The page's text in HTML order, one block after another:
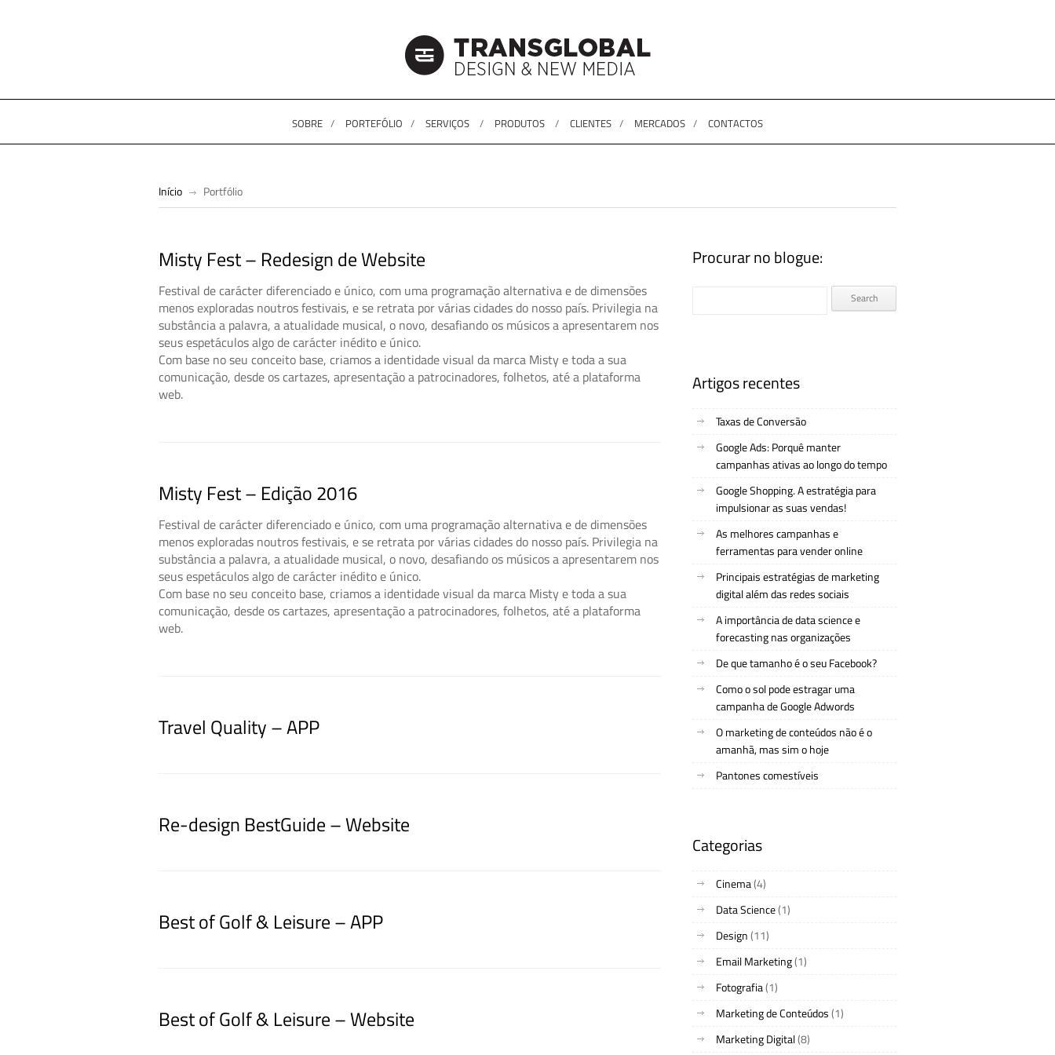
SOBRE PORTEFÓLIO SERVIÇOS PRODUTOS CLIENTES MERCADOS CONTACTOS
Início Portfólio
Misty Fest – Redesign de Website
Festival de carácter diferenciado e único, com uma programação alternativa e de dimensões
menos exploradas noutros festivais, e se retrata por várias cidades do nosso país. Privilegia na
substância a palavra, a atualidade musical, o novo, desafiando os músicos a apresentarem nos
seus espetáculos algo de carácter inédito e único.
Com base no seu conceito base, criamos a identidade visual da marca Misty e toda a sua
comunicação, desde os cartazes, apresentação a patrocinadores, folhetos, até a plataforma
web.
Misty Fest – Edição 2016
Festival de carácter diferenciado e único, com uma programação alternativa e de dimensões
menos exploradas noutros festivais, e se retrata por várias cidades do nosso país. Privilegia na
substância a palavra, a atualidade musical, o novo, desafiando os músicos a apresentarem nos
seus espetáculos algo de carácter inédito e único.
Com base no seu conceito base, criamos a identidade visual da marca Misty e toda a sua
comunicação, desde os cartazes, apresentação a patrocinadores, folhetos, até a plataforma
web.
Travel Quality – APP
Re-design BestGuide – Website
Best of Golf & Leisure – APP
Best of Golf & Leisure – Website
Procurar no blogue:
Artigos recentes
Taxas de Conversão
Google Ads: Porquê manter
campanhas ativas ao longo do tempo
Google Shopping. A estratégia para
impulsionar as suas vendas!
As melhores campanhas e
ferramentas para vender online
Principais estratégias de marketing
digital além das redes sociais
A importância de data science e
forecasting nas organizações
De que tamanho é o seu Facebook?
Como o sol pode estragar uma
campanha de Google Adwords
O marketing de conteúdos não é o
amanhã, mas sim o hoje
Pantones comestíveis
Categorias
Cinema(4)
Data Science(1)
Design(11)
Email Marketing(1)
Fotografia(1)
Marketing de Conteúdos(1)
Marketing Digital(8)